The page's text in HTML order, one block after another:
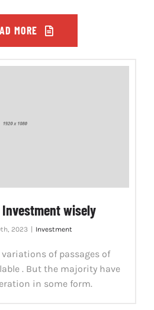
MORE
Investment wisely
2023 Investment
variations of passages of
. But the majority have
in some form.